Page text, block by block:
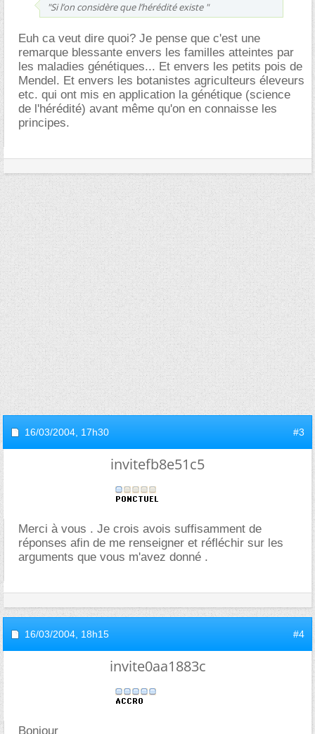
"Si l’on considère que l’hérédité existe "
Euh ca veut dire quoi? Je pense que c'est une
remarque blessante envers les familles atteintes par
les maladies génétiques... Et envers les petits pois de
Mendel. Et envers les botanistes agriculteurs éleveurs
etc. qui ont mis en application la génétique (science
de l'hérédité) avant même qu'on en connaisse les
principes.
16/03/2004, 17h30 #3
invitefb8e51c5
Merci à vous . Je crois avois suffisamment de
réponses afin de me renseigner et réfléchir sur les
arguments que vous m'avez donné .
16/03/2004, 18h15 #4
invite0aa1883c
Bonjour